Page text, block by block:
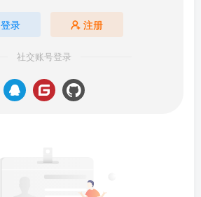
登录 注册
社交账号登录